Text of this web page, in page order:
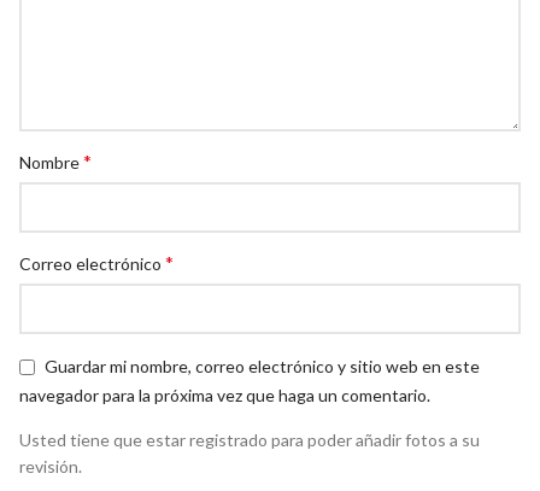
Nombre*
Correo electrónico *
Guardar mi nombre, correo electrónico y sitio web en este
navegador para la próxima vez que haga un comentario.
Usted tiene que estar registrado para poder añadir fotos a su
revisión.